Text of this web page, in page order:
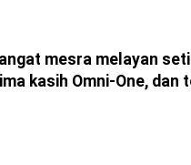
mesra melayan
kasih Omni-One, dan